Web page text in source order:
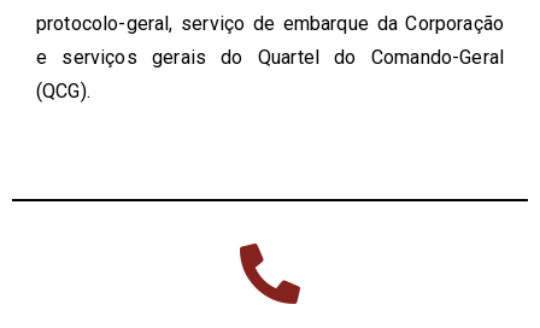
protocolo-geral, serviço de embarque da Corporação
e serviços gerais do Quartel do Comando-Geral
(QCG).